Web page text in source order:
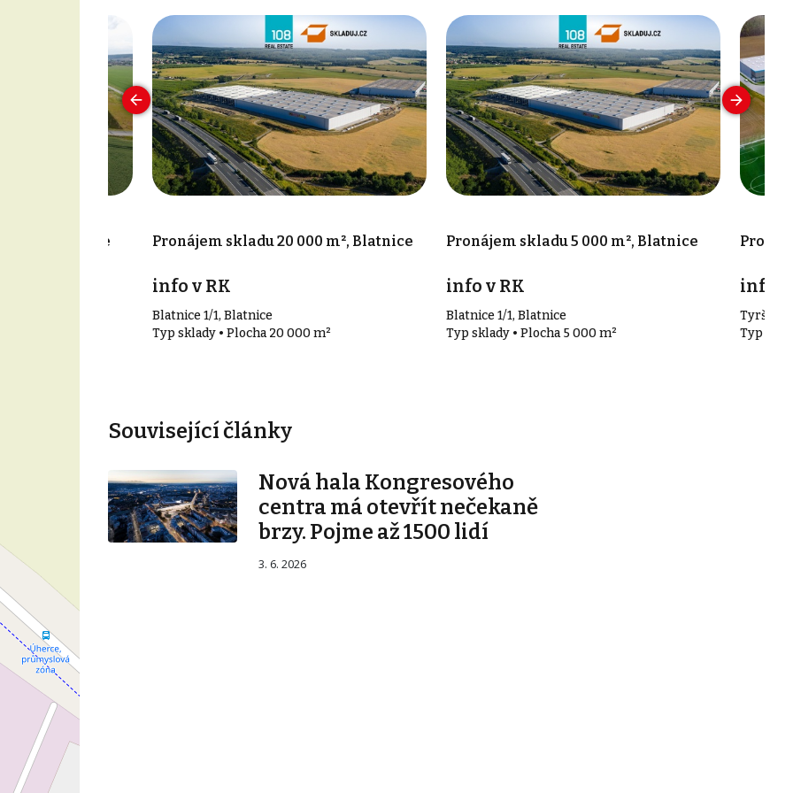
m², Blatnice Pronájem skladu 20 000 m², Blatnice
info v RK
Blatnice 1/1, Blatnice
Typ sklady • Plocha 20 000 m²
Pronájem skladu 5 000 m², Blatnice
info v RK
Blatnice 1/1, Blatnice
Typ sklady • Plocha 5 000 m²
info v
Tyršova
Typ
Související články
Nová hala Kongresového
centra má otevřít nečekaně
brzy. Pojme až 1500 lidí
3. 6. 2026